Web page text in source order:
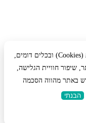
לידיעתך: באתר זה נעשה שימוש בקבצי עוגיות (Cookies) ובכלים דומים,
שיפור חוויית הגלישה,
באתר מהווה הסכמה
הבנתי